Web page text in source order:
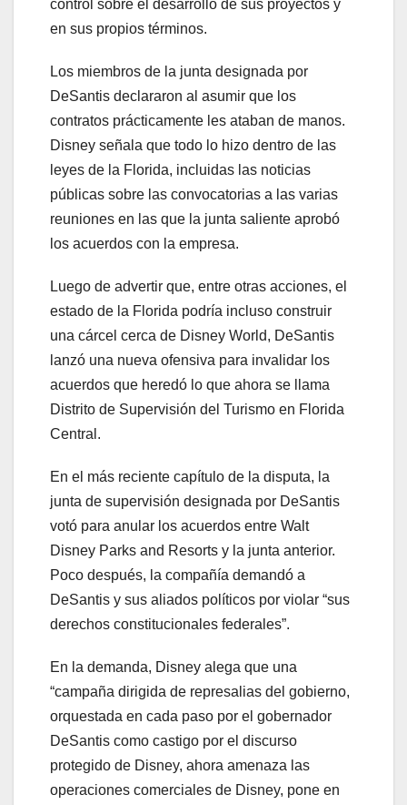
control sobre el desarrollo de sus proyectos y
en sus propios términos.
Los miembros de la junta designada por
DeSantis declararon al asumir que los
contratos prácticamente les ataban de manos.
Disney señala que todo lo hizo dentro de las
leyes de la Florida, incluidas las noticias
públicas sobre las convocatorias a las varias
reuniones en las que la junta saliente aprobó
los acuerdos con la empresa.
Luego de advertir que, entre otras acciones, el
estado de la Florida podría incluso construir
una cárcel cerca de Disney World, DeSantis
lanzó una nueva ofensiva para invalidar los
acuerdos que heredó lo que ahora se llama
Distrito de Supervisión del Turismo en Florida
Central.
En el más reciente capítulo de la disputa, la
junta de supervisión designada por DeSantis
votó para anular los acuerdos entre Walt
Disney Parks and Resorts y la junta anterior.
Poco después, la compañía demandó a
DeSantis y sus aliados políticos por violar “sus
derechos constitucionales federales”.
En la demanda, Disney alega que una
“campaña dirigida de represalias del gobierno,
orquestada en cada paso por el gobernador
DeSantis como castigo por el discurso
protegido de Disney, ahora amenaza las
operaciones comerciales de Disney, pone en